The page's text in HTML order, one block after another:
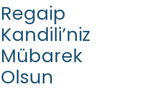
Regaip
Kandili’niz
Mübarek
Olsun